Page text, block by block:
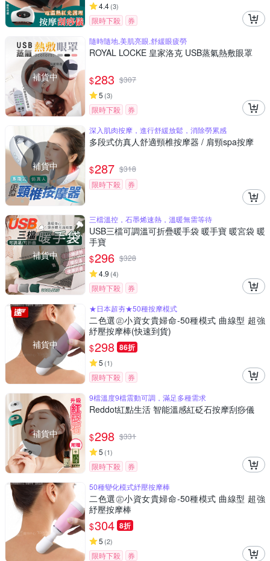
4.4(3)
限時下殺 券
補貨中
隨時隨地,美肌亮眼,舒緩眼疲勞
ROYAL LOCKE 皇家洛克 USB蒸氣熱敷眼罩
$283 $307
5 (3)
限時下殺 券
補貨中
深入肌肉按摩，進行舒緩放鬆，消除勞累感
多段式仿真人舒適頸椎按摩器 / 肩頸spa按摩
$287 $318
限時下殺
券
補貨中
三檔溫控，石墨烯速熱，溫暖無需等待
USB三檔可調溫可折疊暖手袋 暖手寶 暖宮袋 暖
手寶
$296 $328
4.9 (4)
限時下殺 券
補貨中
★日本超夯★50種按摩模式
二色選㊣小資女貴婦命-50種模式 曲線型 超強
紓壓按摩棒(快速到貨)
$298 86折
5 (1)
限時下殺 券
補貨中
9檔溫度9檔震動可調，滿足多種需求
Reddot紅點生活 智能溫感紅砭石按摩刮痧儀
$298 $331
5 (1)
限時下殺
券
50種變化模式紓壓按摩棒
二色選㊣小資女貴婦命-50種模式 曲線型 超強
紓壓按摩棒
$304 8折
5 (2)
限時下殺 券